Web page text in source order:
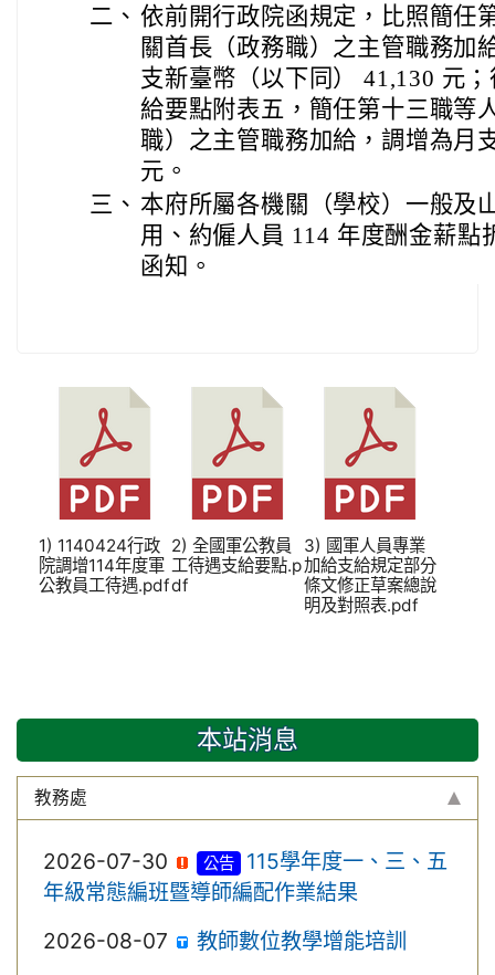
二、 依前開行政院函規定，比照簡任
關首長（政務職）之主管職務加
支新臺幣（以下同） 41,130 元
給要點附表五，簡任第十三職等
職）之主管職務加給，調增為月
元。
三、 本府所屬各機關（學校）一般及
用、約僱人員 114 年度酬金薪點
函知。
1) 1140424行政
院調增114年度軍
公教員工待遇.pdf
2) 全國軍公教員
工待遇支給要點.p
df
3) 國軍人員專業
加給支給規定部分
條文修正草案總說
明及對照表.pdf
本站消息
教務處
2026-07-30 公告
115學年度一、三、五
年級常態編班暨導師編配作業結果
2026-08-07
教師數位教學增能培訓